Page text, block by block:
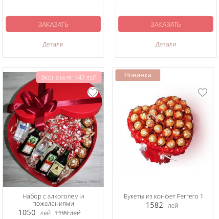
Детали
ЗАКАЗАТЬ
Детали
ЗАКАЗАТЬ
Экономия: 149 лей
Набор с алкоголем и
пожеланиями
1050 лей 1199лей
Букеты из конфет Ferrero 1
1582 лей